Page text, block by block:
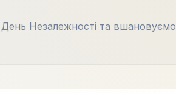
Незалежності та вшановуємо